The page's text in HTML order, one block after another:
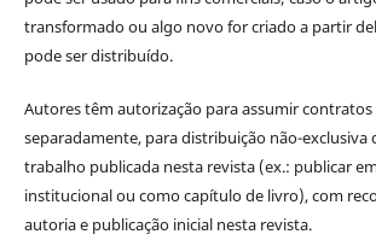
transformado ou algo novo for criado a partir
pode ser distribuído.
Autores têm autorização para assumir contratos
separadamente, para distribuição não-exclusiva
trabalho publicada nesta revista (ex.: publicar
institucional ou como capítulo de livro), com
autoria e publicação inicial nesta revista.